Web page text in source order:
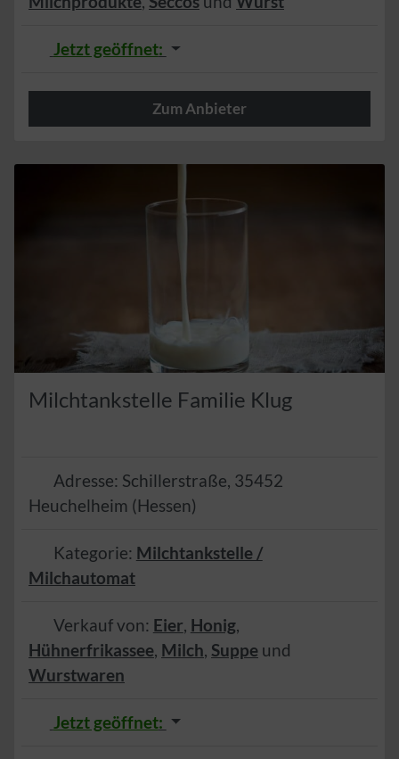
Jetzt geöffnet:
Zum Anbieter
Milchtankstelle Familie Klug
Adresse: Schillerstraße 35452
Heuchelheim (Hessen)
Kategorie: Milchtankstelle /
Milchautomat
Verkauf von: Eier Honig,
Hühnerfrikassee Milch Suppe und
Wurstwaren
Jetzt geöffnet: